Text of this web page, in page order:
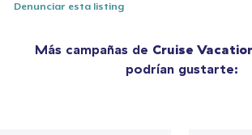
Denunciar esta listing
Más campañas de Cruise
podrían gustarte: